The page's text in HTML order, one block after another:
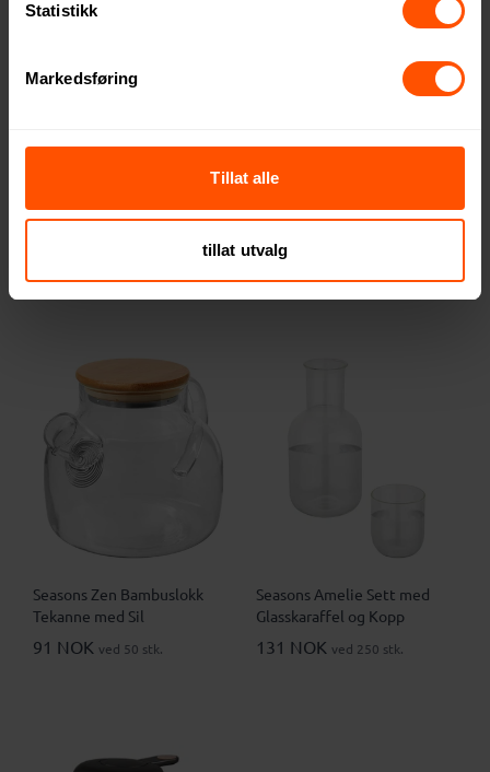
Statistikk
Markedsføring
Tillat alle
tillat utvalg
Sagaform Oval Oak Vin- og
Vannkaraffel med Eikekork
Georg Jensen Sky Pitcher 1.5
L Glass Karaffel
880 NOK
Seasons Zen Bambuslokk
Tekanne med Sil
91 NOK ved 50 stk.
Seasons Amelie Sett med
Glasskaraffel og Kopp
131 NOK ved 250 stk.